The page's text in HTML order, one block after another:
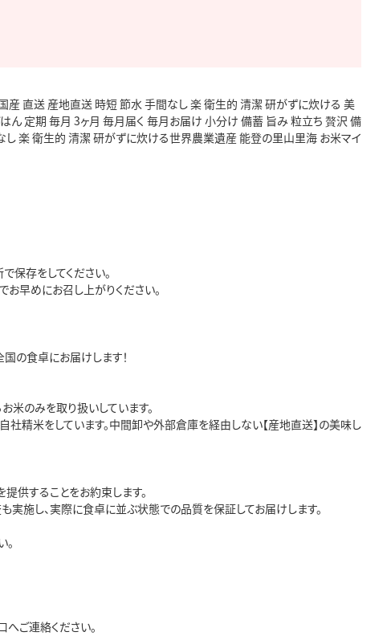
産 直送 産地直送 時短 節水 手間なし 楽 衛生的 清潔 研がずに炊ける 美
ん 定期 毎月 3ヶ月 毎月届く 毎月お届け 小分け 備蓄 旨み 粒立ち 贅沢 備
楽 衛生的 清潔 研がずに炊ける世界農業遺産 能登の里山里海 お米マイ
存をしてください。
早めにお召し上がりください。
の食卓にお届けします！
米のみを取り扱いしています。
精米をしています。中間卸や外部倉庫を経由しない【産地直送】の美味し
供することをお約束します。
施し、実際に食卓に並ぶ状態での品質を保証してお届けします。
ご連絡ください。